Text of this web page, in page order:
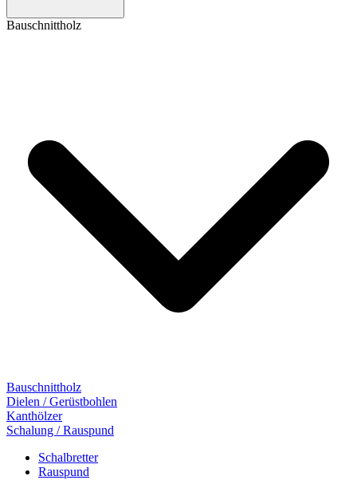
Bauschnittholz
Bauschnittholz
Dielen / Gerüstbohlen
Kanthölzer
Schalung / Rauspund
Schalbretter
Rauspund